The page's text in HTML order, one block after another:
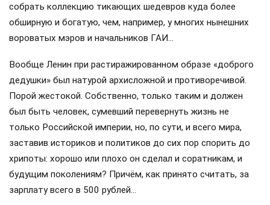
собрать коллекцию тикающих шедевров куда более
обширную и богатую, чем, например, у многих нынешних
вороватых мэров и начальников ГАИ…
Вообще Ленин при растиражированном образе «доброго
дедушки» был натурой архисложной и противоречивой.
Порой жестокой. Собственно, только таким и должен
был быть человек, сумевший перевернуть жизнь не
только Российской империи, но, по сути, и всего мира,
заставив историков и политиков до сих пор спорить до
хрипоты: хорошо или плохо он сделал и соратникам, и
будущим поколениям? Причём, как принято считать, за
зарплату всего в 500 рублей…